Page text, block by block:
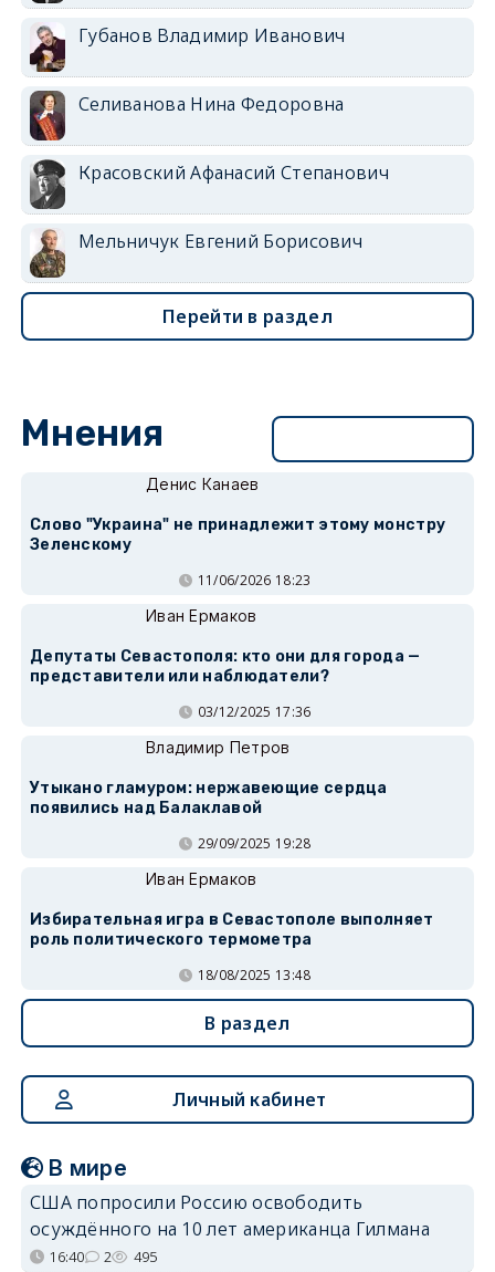
Губанов Владимир Иванович
Селиванова Нина Федоровна
Красовский Афанасий Степанович
Мельничук Евгений Борисович
Перейти в раздел
Мнения
Денис Канаев
Слово "Украина" не принадлежит этому монстру
Зеленскому
11/06/2026 18:23
Иван Ермаков
Депутаты Севастополя: кто они для города —
представители или наблюдатели?
03/12/2025 17:36
Владимир Петров
Утыкано гламуром: нержавеющие сердца
появились над Балаклавой
29/09/2025 19:28
Иван Ермаков
Избирательная игра в Севастополе выполняет
роль политического термометра
18/08/2025 13:48
В раздел
Личный кабинет
В мире
США попросили Россию освободить
осуждённого на 10 лет американца Гилмана
16:40 2 495